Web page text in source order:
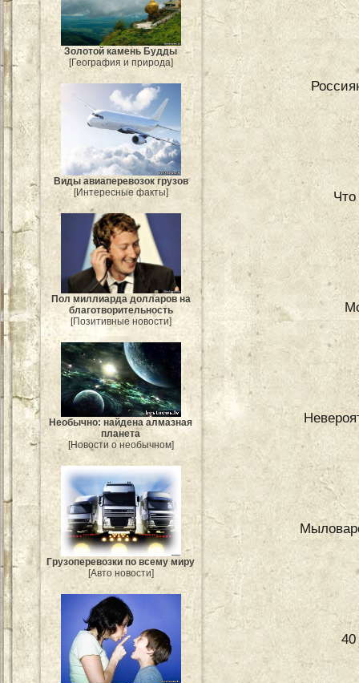
Золотой камень Будды
[География и природа]
Виды авиаперевозок грузов
[Интересные факты]
Пол миллиарда долларов на
благотворительность
[Позитивные новости]
Необычно: найдена алмазная
планета
[Новости о необычном]
Грузоперевозки по всему миру
[Авто новости]